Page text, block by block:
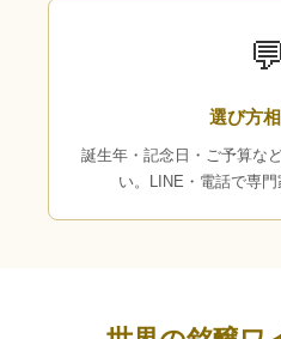
💬
選び方
誕生年・記念日・ご予算な
い。LINE・電話で専門